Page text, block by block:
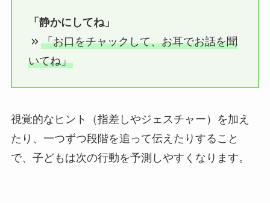
「静かにしてね」
「お口をチャックして、お耳でお話を聞
いてね」
視覚的なヒント（指差しやジェスチャー）を加え
たり、一つずつ段階を追って伝えたりすること
で、子どもは次の行動を予測しやすくなります。